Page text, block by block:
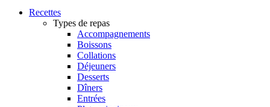
Recettes
Types de repas
Accompagnements
Boissons
Collations
Déjeuners
Desserts
Dîners
Entrées